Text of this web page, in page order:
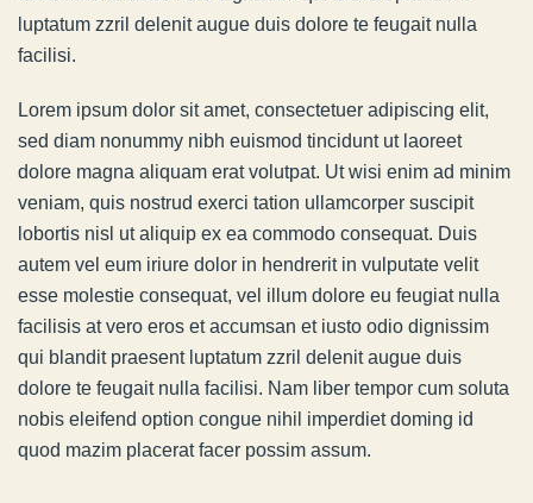
luptatum zzril delenit augue duis dolore te feugait nulla
facilisi.
Lorem ipsum dolor sit amet, consectetuer adipiscing elit,
sed diam nonummy nibh euismod tincidunt ut laoreet
dolore magna aliquam erat volutpat. Ut wisi enim ad minim
veniam, quis nostrud exerci tation ullamcorper suscipit
lobortis nisl ut aliquip ex ea commodo consequat. Duis
autem vel eum iriure dolor in hendrerit in vulputate velit
esse molestie consequat, vel illum dolore eu feugiat nulla
facilisis at vero eros et accumsan et iusto odio dignissim
qui blandit praesent luptatum zzril delenit augue duis
dolore te feugait nulla facilisi. Nam liber tempor cum soluta
nobis eleifend option congue nihil imperdiet doming id
quod mazim placerat facer possim assum.